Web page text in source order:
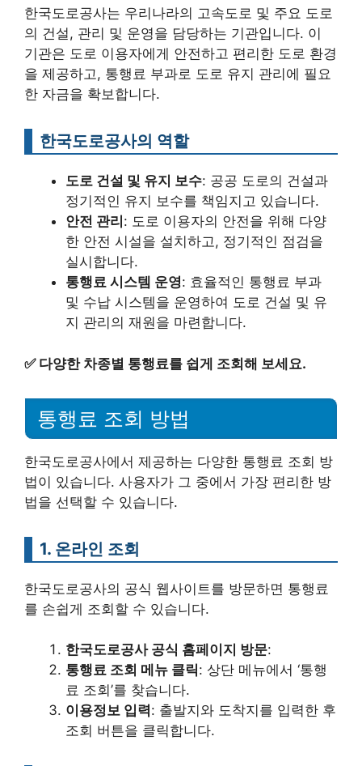
한국도로공사는 우리나라의 고속도로 및 주요 도로
의 건설, 관리 및 운영을 담당하는 기관입니다. 이
기관은 도로 이용자에게 안전하고 편리한 도로 환경
을 제공하고, 통행료 부과로 도로 유지 관리에 필요
한 자금을 확보합니다.
한국도로공사의 역할
도로 건설 및 유지 보수: 공공 도로의 건설과
정기적인 유지 보수를 책임지고 있습니다.
안전 관리 : 도로 이용자의 안전을 위해 다양
한 안전 시설을 설치하고, 정기적인 점검을
실시합니다.
통행료 시스템 운영: 효율적인 통행료 부과
및 수납 시스템을 운영하여 도로 건설 및 유
지 관리의 재원을 마련합니다.
✅ 다양한 차종별 통행료를 쉽게 조회해 보세요.
통행료 조회 방법
한국도로공사에서 제공하는 다양한 통행료 조회 방
법이 있습니다. 사용자가 그 중에서 가장 편리한 방
법을 선택할 수 있습니다.
1. 온라인 조회
한국도로공사의 공식 웹사이트를 방문하면 통행료
를 손쉽게 조회할 수 있습니다.
한국도로공사 공식 홈페이지 방문:
통행료 조회 메뉴 클릭: 상단 메뉴에서 ‘통행
료 조회’를 찾습니다.
이용정보 입력: 출발지와 도착지를 입력한 후
조회 버튼을 클릭합니다.